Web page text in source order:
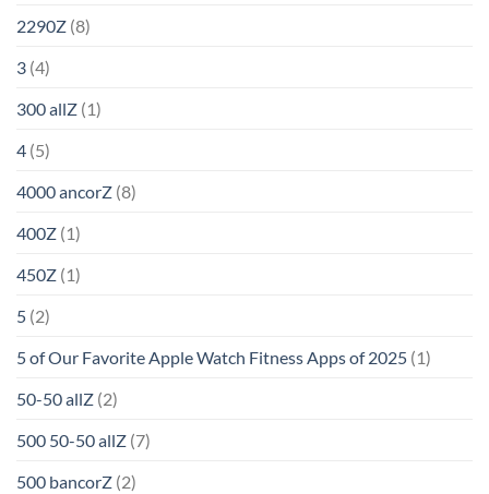
2290Z (8)
3 (4)
300 allZ (1)
4 (5)
4000 ancorZ (8)
400Z (1)
450Z (1)
5 (2)
5 of Our Favorite Apple Watch Fitness Apps of 2025 (1)
50-50 allZ (2)
500 50-50 allZ (7)
500 bancorZ (2)